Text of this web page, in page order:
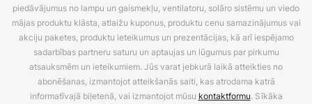
piedāvājumus no lampu un gaismekļu, ventilatoru, solāro sistēmu un viedo
mājas produktu klāsta, atlaižu kuponus, produktu cenu samazinājumus vai
akciju paketes, produktu ieteikumus un prezentācijas, kā arī iespējamo
sadarbības partneru saturu un aptaujas un lūgumus par pirkumu
atsauksmēm un ieteikumiem. Jūs varat jebkurā laikā atteikties no
abonēšanas, izmantojot atteikšanās saiti, kas atrodama katrā
informatīvajā biļetenā, vai izmantojot mūsu kontaktformu. Sīkāka